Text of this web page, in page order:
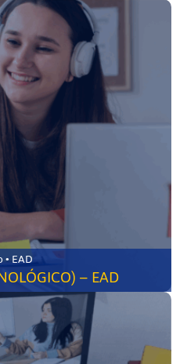
Divinópolis-MG • Tecnológico • EAD
– EAD